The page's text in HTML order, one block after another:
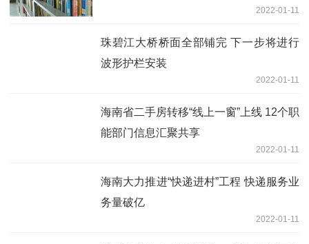
2022-01-11
珠碧江大桥桥面全部铺完 下一步将进行
波形护栏安装
2022-01-11
海南省二手房转移“线上一窗”上线 12个职
能部门信息汇聚共享
2022-01-11
海南大力推进“快递进村”工程 快递服务业
务量破亿
2022-01-11